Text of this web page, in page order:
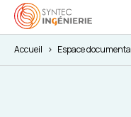
Accueil > Espace